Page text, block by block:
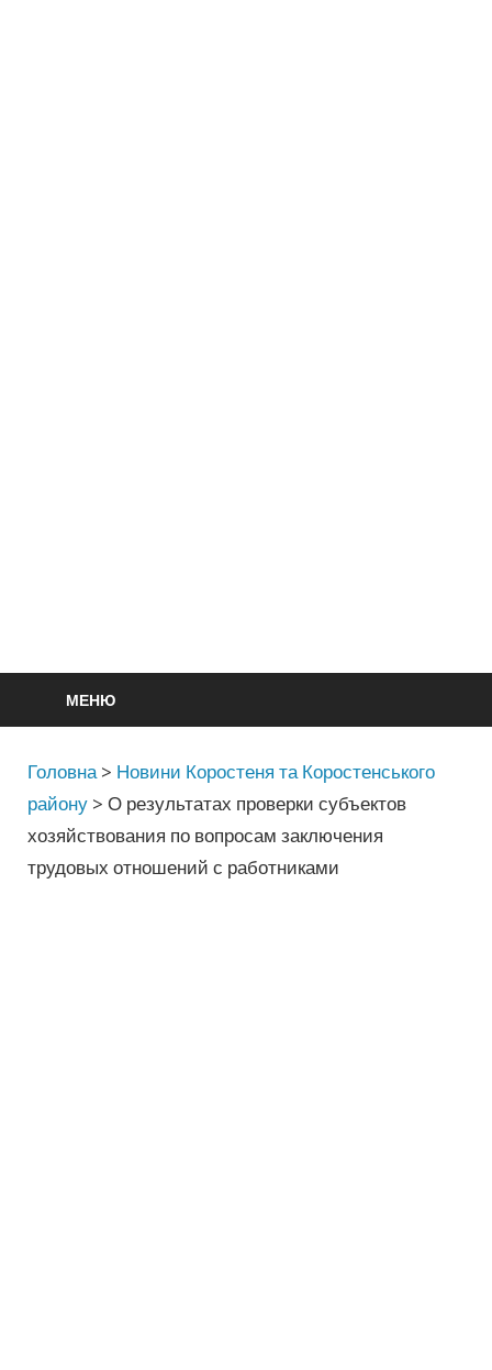
МЕНЮ
Головна > Новини Коростеня та Коростенського
району >О результатах проверки субъектов
хозяйствования по вопросам заключения
трудовых отношений с работниками